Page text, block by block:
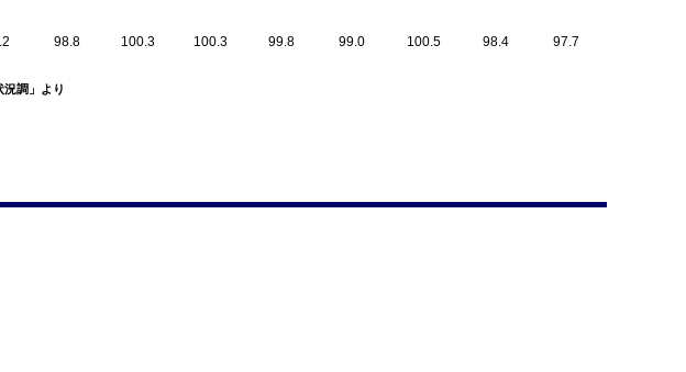
98.8 100.3 100.3 99.8 99.0 100.5 98.4 97.7
調」より